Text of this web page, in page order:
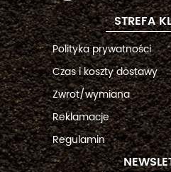
STREFA
Polityka prywatności
Czas i koszty dostawy
Zwrot/wymiana
Reklamacje
Regulamin